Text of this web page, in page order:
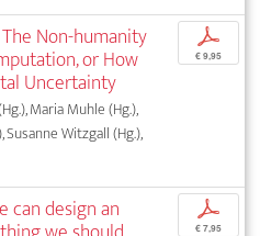
Non-humanity
or How
Uncertainty
Maria Muhle (Hg.),
Susanne Witzgall (Hg.),
p
€ 9,95
can design an p
€ 7,95